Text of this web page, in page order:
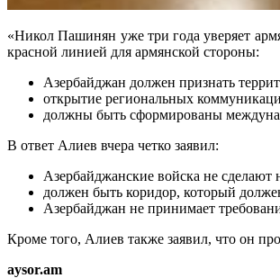
«Никол Пашинян уже три года уверяет
красной линией для армянской стороны:
Азербайджан должен признать
открытие региональных
должны быть сформированы
В ответ Алиев вчера четко заявил:
Азербайджанские войска не
должен быть коридор, который
Азербайджан не принимает
Кроме того, Алиев также заявил, что он
aysor.am